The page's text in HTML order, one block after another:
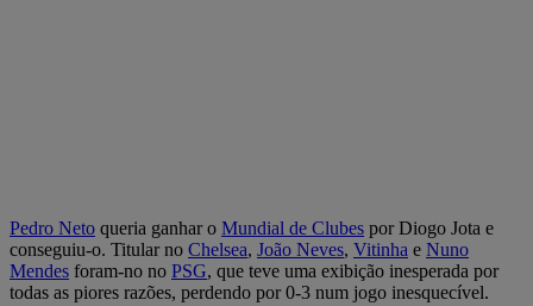
Pedro Neto queria ganhar o Mundial de Clubes por Diogo Jota e
conseguiu-o. Titular no Chelsea, João Neves, Vitinha e Nuno
Mendes foram-no no PSG, que teve uma exibição inesperada por
todas as piores razões, perdendo por 0-3 num jogo inesquecível.